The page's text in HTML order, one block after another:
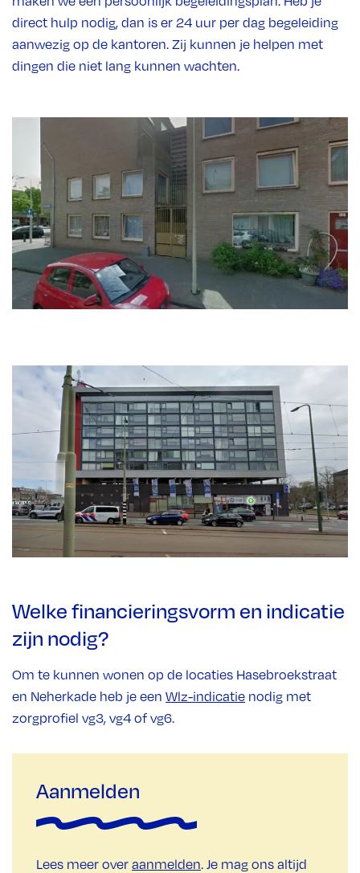
direct hulp nodig, dan is er 24 uur per dag begeleiding
aanwezig op de kantoren. Zij kunnen je helpen met
dingen die niet lang kunnen wachten.
Welke financieringsvorm en indicatie
zijn nodig?
Om te kunnen wonen op de locaties Hasebroekstraat
en Neherkade heb je een Wlz-indicatie nodig met
zorgprofiel vg3, vg4 of vg6.
Aanmelden
Lees meer over aanmelden. Je mag ons altijd